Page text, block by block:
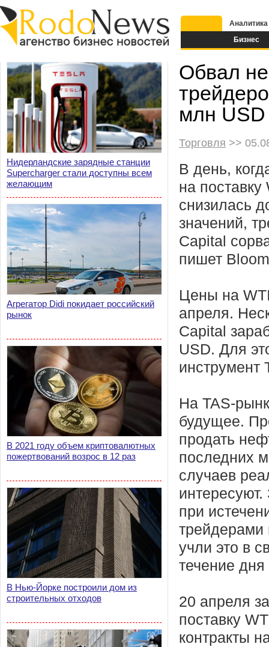
Бизнес
Аналитика
Нидерландские зарядные станции
Supercharger стали доступны всем
желающим
Агрегатор Didi покидает российский
рынок
В 2021 году объем криптовалютных
пожертвований возрос в 12 раз
В Нью-Йорке построили дом из
строительных отходов
Обвал
млн USD
Торговля >>
В день,
на
снизилась
значений,
Capital
пишет
Цены на
апреля.
Capital
USD. Для
инструмент
На TAS-
будущее.
продать
последних
случаев
при
учли это в
течение
20 апреля
поставку
контракты